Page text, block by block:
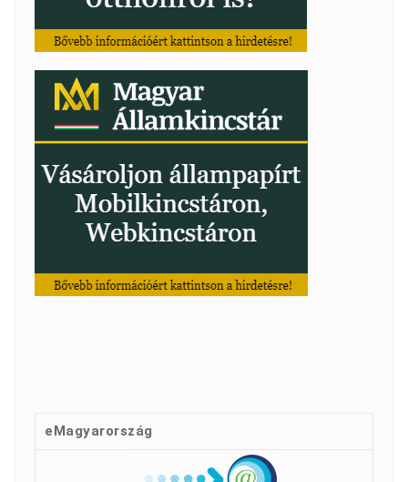
eMagyarország